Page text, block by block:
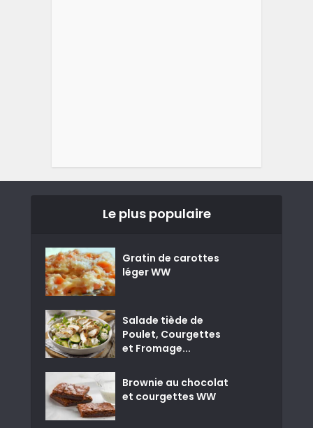
Le plus populaire
Gratin de carottes
léger WW
Salade tiède de
Poulet, Courgettes
et Fromage...
Brownie au chocolat
et courgettes WW